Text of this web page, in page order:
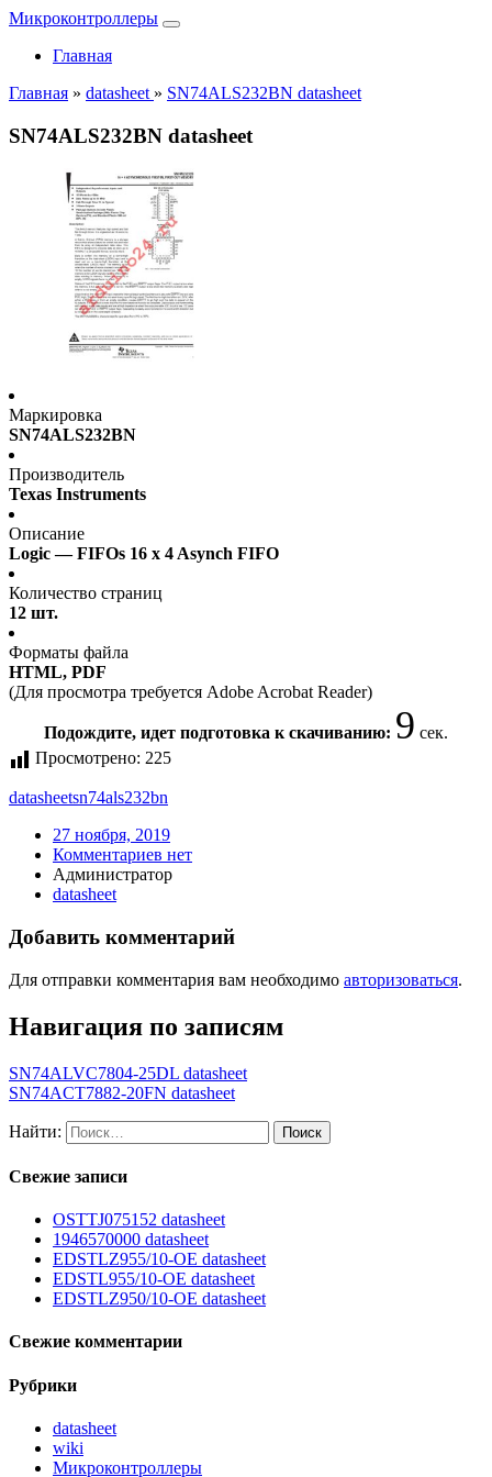
Микроконтроллеры
Главная
Главная » datasheet » SN74ALS232BN datasheet
SN74ALS232BN datasheet
Маркировка
SN74ALS232BN
Производитель
Texas Instruments
Описание
Logic — FIFOs 16 x 4 Asynch FIFO
Количество страниц
12 шт.
Форматы файла
HTML, PDF
(Для просмотра требуется Adobe Acrobat Reader)
Подождите, идет подготовка к скачиванию: 9 сек.
Просмотрено: 225
datasheetsn74als232bn
27 ноября, 2019
Комментариев нет
Администратор
datasheet
Добавить комментарий
Для отправки комментария вам необходимо авторизоваться.
Навигация по записям
SN74ALVC7804-25DL datasheet
SN74ACT7882-20FN datasheet
Найти:
Свежие записи
OSTTJ075152 datasheet
1946570000 datasheet
EDSTLZ955/10-OE datasheet
EDSTL955/10-OE datasheet
EDSTLZ950/10-OE datasheet
Свежие комментарии
Рубрики
datasheet
wiki
Микроконтроллеры